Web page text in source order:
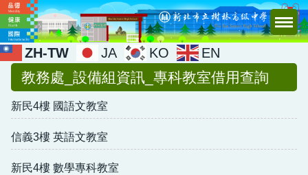
跳
到
主
要
容
區
ZH-TW JA KO EN
教務處_設備組資訊_專科教室借用查詢
新民4樓 國語文教室
信義3樓 英語文教室
新民4樓 數學專科教室